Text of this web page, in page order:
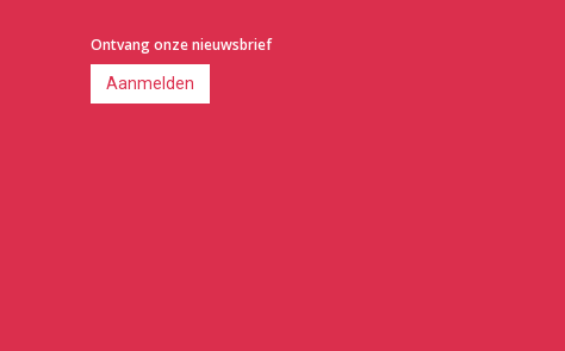
Ontvang onze nieuwsbrief
Aanmelden